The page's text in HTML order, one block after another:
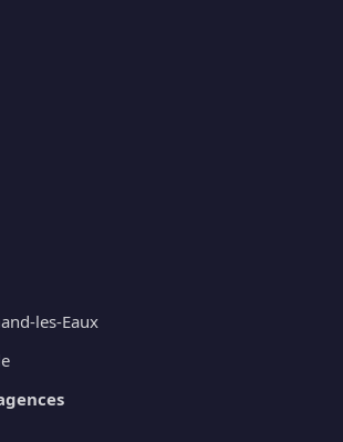
les-Eaux